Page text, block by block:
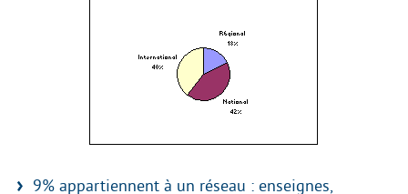
9% appartiennent à un réseau : enseignes,